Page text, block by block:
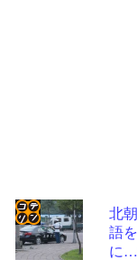
北
語
に…
コテ
リン